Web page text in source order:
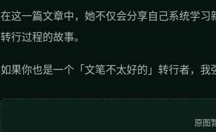
在这一篇文章中，她不仅会分享自己系统学
转行过程的故事。
如果你也是一个「文笔不太好的」转行者，
原图